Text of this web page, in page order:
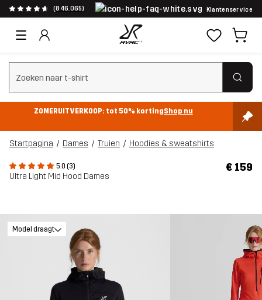
(846.065) Klantenservice
Zoeken wissen
ZOMERUITVERKOOP: tot 50% kortingShop nu
Startpagina Dames Truien Hoodies & sweatshirts
5.0 (3)
Ultra Light Mid Hood Dames
€ 159
Model draagt